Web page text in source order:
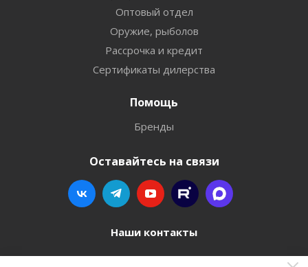
Оптовый отдел
Оружие, рыболов
Рассрочка и кредит
Сертификаты дилерства
Помощь
Бренды
Оставайтесь на связи
Наши контакты
8 800 77-00-962